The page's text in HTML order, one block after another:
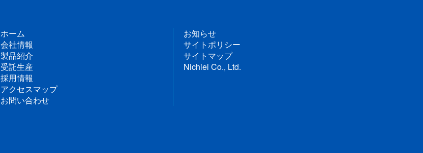
ホーム
会社情報
製品紹介
受託生産
採用情報
アクセスマップ
お問い合わせ
お知らせ
サイトポリシー
サイトマップ
Nichiei Co., Ltd.